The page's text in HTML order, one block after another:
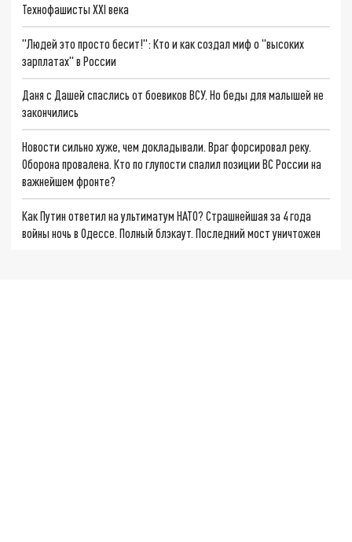
Технофашисты XXI века
"Людей это просто бесит!": Кто и как создал миф о "высоких
зарплатах" в России
Даня с Дашей спаслись от боевиков ВСУ. Но беды для малышей не
закончились
Новости сильно хуже, чем докладывали. Враг форсировал реку.
Оборона провалена. Кто по глупости спалил позиции ВС России на
важнейшем фронте?
Как Путин ответил на ультиматум НАТО? Страшнейшая за 4 года
войны ночь в Одессе. Полный блэкаут. Последний мост уничтожен